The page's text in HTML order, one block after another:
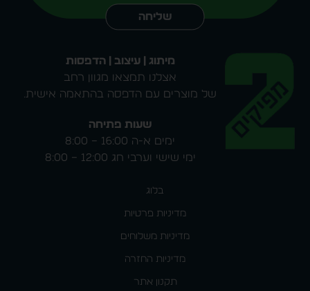
שליחה
מיתוג | עיצוב | הדפסות
אצלנו תמצאו מגוון רחב
של מוצרים עם הדפסה בהתאמה אישית.
שעות פתיחה
ימים א-ה 16:00 – 8:00
ימי שישי וערבי חג 12:00 – 8:00
בלוג
מדיניות פרטיות
מדיניות משלוחים
מדיניות החזרה
תקנון אתר